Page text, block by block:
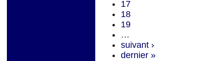
17
18
19
…
suivant ›
dernier »